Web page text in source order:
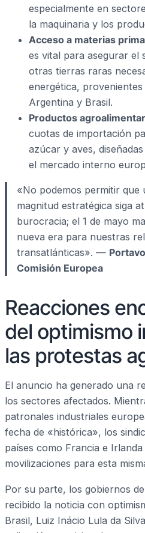
especialmente en
la maquinaria y los
Acceso a materias
es vital para asegurar el
otras tierras raras
energética,
Argentina y Brasil.
Productos
cuotas de importación
azúcar y aves,
el mercado interno
«No podemos permitir que
magnitud estratégica siga
burocracia; el 1 de mayo
nueva era para nuestras
transatlánticas». —
Comisión Europea
Reacciones
del optimismo
las protestas
El anuncio ha generado una
los sectores afectados.
patronales industriales
fecha de «histórica», los
países como Francia e
movilizaciones para esta
Por su parte, los gobiernos
recibido la noticia con
Brasil, Luiz Inácio Lula da